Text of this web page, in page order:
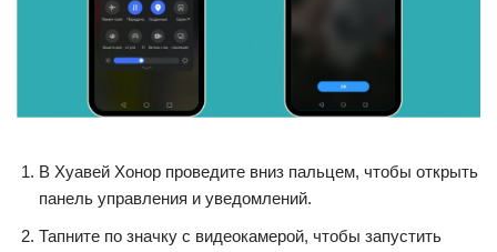
В Хуавей Хонор проведите вниз пальцем, чтобы открыть
панель управления и уведомлений.
Тапните по значку с видеокамерой, чтобы запустить